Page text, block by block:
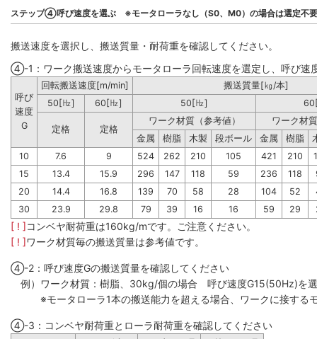
ステップ④呼び速度を選ぶ ※モータローラなし（S0、M0）の場合は選定不
搬送速度を選択し、搬送質量・耐荷重を確認してください。
④-1：ワーク搬送速度からモータローラ回転速度を選定し、呼び速
呼び
速度
G
回転搬送速度[m/min]
搬送質量[㎏/本]
50[㎐]
60[㎐] 50[㎐]
定格 定格
ワーク材質（参考値）
ワーク材
金属
樹脂 木製 段ボール 金属 樹脂
10
7.6 9 524 262 210 105 421 210
15
13.4 15.9 296 147 118 59 236 118
20
14.4 16.8 139 70 58 28 104 52
30
23.9 29.8 79 39 16 16 59 29
[ ! ]コンベヤ耐荷重は160kg/mです。ご注意ください。
[ ! ]ワーク材質毎の搬送質量は参考値です。
④-2：呼び速度Gの搬送質量を確認してください
例）ワーク材質：樹脂、30kg/個の場合 呼び速度G15(50Hz)を
※モータローラ1本の搬送能力を超える場合、ワークに接するモ
④-3：コンベヤ耐荷重とローラ耐荷重を確認してください